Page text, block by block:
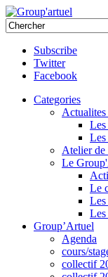
Subscribe
Twitter
Facebook
Categories
Actualites
Les
Les
Atelier de
Le
Le
Les
Les
Group’Artuel
Agenda
cours/
collectif